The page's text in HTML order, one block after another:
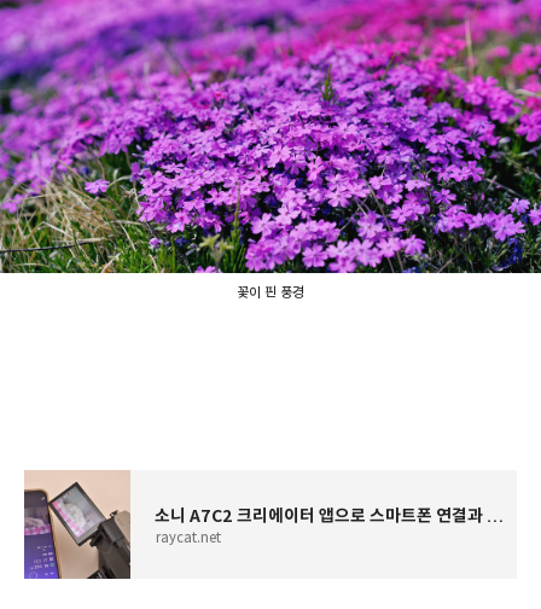
꽃이 핀 풍경
소니 A7C2 크리에이터 앱으로 스마트폰 연결과 활용
raycat.net